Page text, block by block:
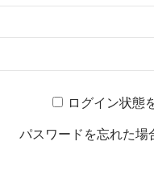
ログイン状態
パスワードを忘れた場